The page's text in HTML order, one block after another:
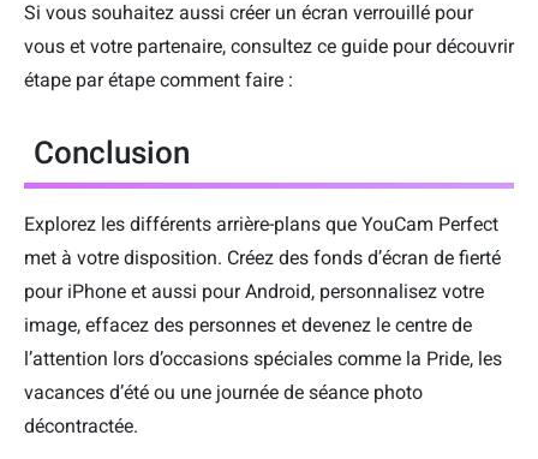
Si vous souhaitez aussi créer un écran verrouillé pour
vous et votre partenaire, consultez ce guide pour découvrir
étape par étape comment faire :
Conclusion
Explorez les différents arrière-plans que YouCam Perfect
met à votre disposition. Créez des fonds d’écran de fierté
pour iPhone et aussi pour Android, personnalisez votre
image, effacez des personnes et devenez le centre de
l’attention lors d’occasions spéciales comme la Pride, les
vacances d’été ou une journée de séance photo
décontractée.